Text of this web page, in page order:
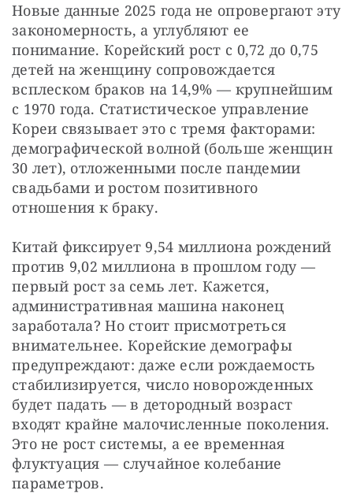
Новые данные 2025 года не опровергают эту
закономерность, а углубляют ее
понимание. Корейский рост с 0,72 до 0,75
детей на женщину сопровождается
всплеском браков на 14,9% — крупнейшим
с 1970 года. Статистическое управление
Кореи связывает это с тремя факторами:
демографической волной (больше женщин
30 лет), отложенными после пандемии
свадьбами и ростом позитивного
отношения к браку.
Китай фиксирует 9,54 миллиона рождений
против 9,02 миллиона в прошлом году —
первый рост за семь лет. Кажется,
административная машина наконец
заработала? Но стоит присмотреться
внимательнее. Корейские демографы
предупреждают: даже если рождаемость
стабилизируется, число новорожденных
будет падать — в детородный возраст
входят крайне малочисленные поколения.
Это не рост системы, а ее временная
флуктуация — случайное колебание
параметров.